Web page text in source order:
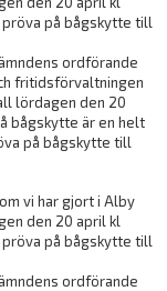
pröva på bågskytte till
ordförande
fritidsförvaltningen
lördagen den 20
bågskytte är en helt
på bågskytte till
vi har gjort i Alby
den 20 april kl
pröva på bågskytte till
ordförande